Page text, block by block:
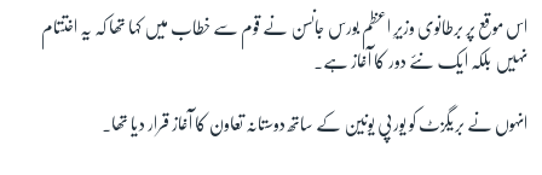
اس موقع پر برطانوی وزیرِ اعظم بورس جانسن نے قوم سے خطاب میں کہا تھا کہ یہ اختتام
نہیں بلکہ ایک نئے دور کا آغاز ہے۔
انہوں نے بریگزٹ کو یورپی یونین کے ساتھ دوستانہ تعاون کا آغاز قرار دیا تھا۔